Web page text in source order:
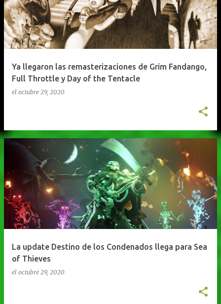
Ya llegaron las remasterizaciones de Grim Fandango,
Full Throttle y Day of the Tentacle
el octubre 29, 2020
La update Destino de los Condenados llega para Sea
of Thieves
el octubre 29, 2020